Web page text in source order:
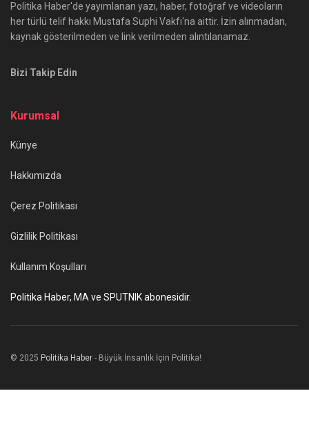
Politika Haber'de yayımlanan yazı, haber, fotoğraf ve videoların
her türlü telif hakkı Mustafa Suphi Vakfı'na aittir. İzin alınmadan,
kaynak gösterilmeden ve link verilmeden alıntılanamaz.
Bizi Takip Edin
Kurumsal
Künye
Hakkımızda
Çerez Politikası
Gizlilik Politikası
Kullanım Koşulları
Politika Haber, MA ve SPUTNIK abonesidir.
© 2025 Politika Haber - Büyük İnsanlık İçin Politika!